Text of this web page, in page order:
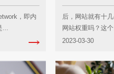
，即内
后，网站就有十
网站权重吗？这
还没明确的表态
2023-03-30